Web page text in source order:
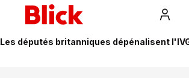
Les députés britanniques dépénalisent